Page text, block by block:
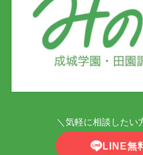
＼気軽に相談したい
LINE無